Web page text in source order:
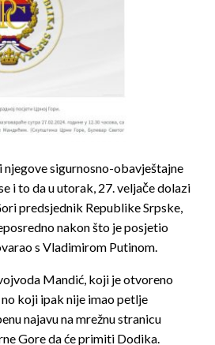
njegove sigurnosno-obavještajne
i to da u utorak, 27. veljače dolazi
predsjednik Republike Srpske,
nakon što je posjetio
s Vladimirom Putinom.
Mandić, koji je otvoreno
koji ipak nije imao petlje
najavu na mrežnu stranicu
Gore da će primiti Dodika.